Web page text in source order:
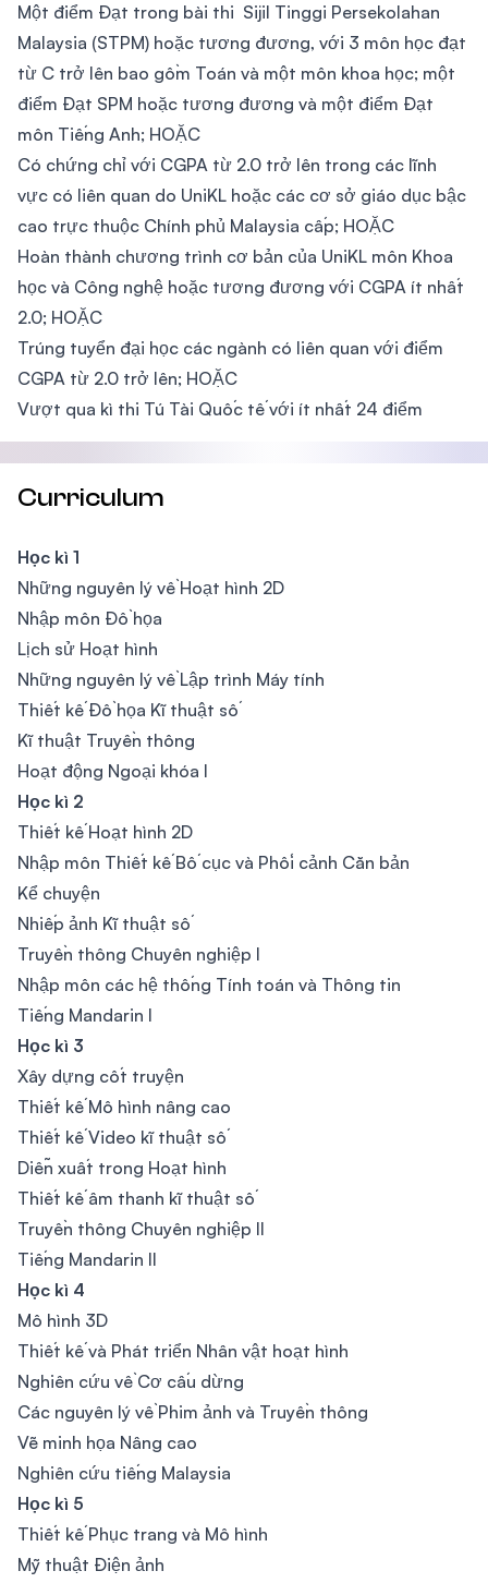
Một điểm Đạt trong bài thi Sijil Tinggi Persekolahan
Malaysia (STPM) hoặc tương đương, với 3 môn học đạt
từ C trở lên bao gồm Toán và một môn khoa học; một
điểm Đạt SPM hoặc tương đương và một điểm Đạt
môn Tiếng Anh; HOẶC
Có chứng chỉ với CGPA từ 2.0 trở lên trong các lĩnh
vực có liên quan do UniKL hoặc các cơ sở giáo dục bậc
cao trực thuộc Chính phủ Malaysia cấp; HOẶC
Hoàn thành chương trình cơ bản của UniKL môn Khoa
học và Công nghệ hoặc tương đương với CGPA ít nhất
2.0; HOẶC
Trúng tuyển đại học các ngành có liên quan với điểm
CGPA từ 2.0 trở lên; HOẶC
Vượt qua kì thi Tú Tài Quốc tế với ít nhất 24 điểm
Curriculum
Học kì 1
Những nguyên lý về Hoạt hình 2D
Nhập môn Đồ họa
Lịch sử Hoạt hình
Những nguyên lý về Lập trình Máy tính
Thiết kế Đồ họa Kĩ thuật số
Kĩ thuật Truyền thông
Hoạt động Ngoại khóa I
Học kì 2
Thiết kế Hoạt hình 2D
Nhập môn Thiết kế Bố cục và Phối cảnh Căn bản
Kể chuyện
Nhiếp ảnh Kĩ thuật số
Truyền thông Chuyên nghiệp I
Nhập môn các hệ thống Tính toán và Thông tin
Tiếng Mandarin I
Học kì 3
Xây dựng cốt truyện
Thiết kế Mô hình nâng cao
Thiết kế Video kĩ thuật số
Diễn xuất trong Hoạt hình
Thiết kế âm thanh kĩ thuật số
Truyền thông Chuyên nghiệp II
Tiếng Mandarin II
Học kì 4
Mô hình 3D
Thiết kế và Phát triển Nhân vật hoạt hình
Nghiên cứu về Cơ cấu dừng
Các nguyên lý về Phim ảnh và Truyền thông
Vẽ minh họa Nâng cao
Nghiên cứu tiếng Malaysia
Học kì 5
Thiết kế Phục trang và Mô hình
Mỹ thuật Điện ảnh